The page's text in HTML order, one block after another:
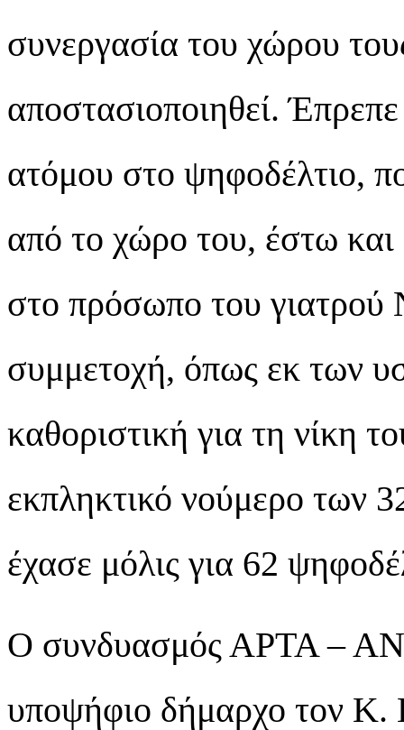
συνεργασία του χώρου
αποστασιοποιηθεί.
ατόμου στο ψηφοδέλτιο,
από το χώρο του, έστω
στο πρόσωπο του
συμμετοχή, όπως εκ των
καθοριστική για τη νίκη
εκπληκτικό νούμερο των
έχασε μόλις για 62
Ο συνδυασμός ΑΡΤΑ –
υποψήφιο δήμαρχο τον Κ.